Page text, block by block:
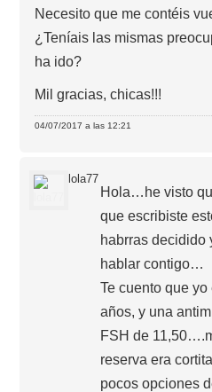
Necesito que me contéis
¿Teníais las mismas
ha ido?
Mil gracias, chicas!!!
04/07/2017 a las 12:21
lola77
Hola…he visto
que escribiste
habrras decidido
hablar contigo…
Te cuento que
años, y una
FSH de
reserva era
pocos opciones